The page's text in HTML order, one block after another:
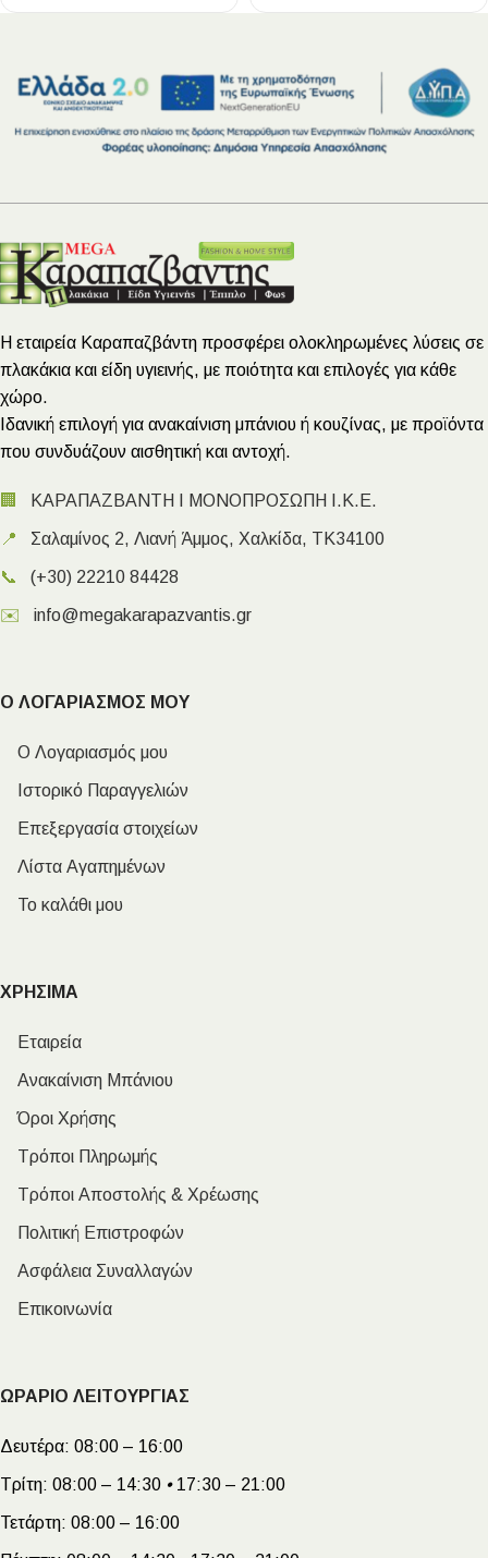
Η εταιρεία Καραπαζβάντη προσφέρει ολοκληρωμένες λύσεις σε
πλακάκια και είδη υγιεινής, με ποιότητα και επιλογές για κάθε
χώρο.
Ιδανική επιλογή για ανακαίνιση μπάνιου ή κουζίνας, με προϊόντα
που συνδυάζουν αισθητική και αντοχή.
🏢 ΚΑΡΑΠΑΖΒΑΝΤΗ Ι ΜΟΝΟΠΡΟΣΩΠΗ Ι.Κ.Ε.
📍 Σαλαμίνος 2, Λιανή Άμμος, Χαλκίδα, ΤΚ34100
📞 (+30) 22210 84428
✉️ info@megakarapazvantis.gr
Ο ΛΟΓΑΡΙΑΣΜΟΣ ΜΟΥ
Ο Λογαριασμός μου
Ιστορικό Παραγγελιών
Επεξεργασία στοιχείων
Λίστα Αγαπημένων
Το καλάθι μου
ΧΡΗΣΙΜΑ
Εταιρεία
Ανακαίνιση Μπάνιου
Όροι Χρήσης
Τρόποι Πληρωμής
Τρόποι Αποστολής & Χρέωσης
Πολιτική Επιστροφών
Ασφάλεια Συναλλαγών
Επικοινωνία
ΩΡΑΡΙΟ ΛΕΙΤΟΥΡΓΙΑΣ
Δευτέρα: 08:00 – 16:00
Τρίτη: 08:00 – 14:30 •17:30 – 21:00
Τετάρτη: 08:00 – 16:00